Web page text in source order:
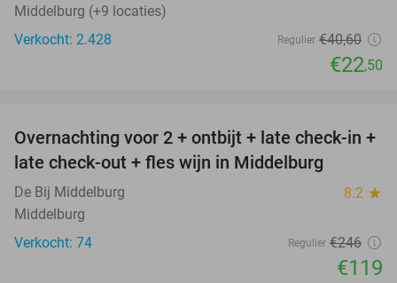
Middelburg (+9 locaties)
Verkocht: 2.428
Regulier €40,60
€22,50
52%
Overnachting voor 2 + ontbijt + late check-in +
late check-out + fles wijn in Middelburg
De Bij Middelburg 8.2 star
Middelburg
Verkocht: 74
Regulier €246
€119